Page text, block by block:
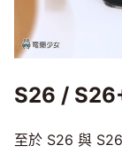
S26 /
至於 S26 與